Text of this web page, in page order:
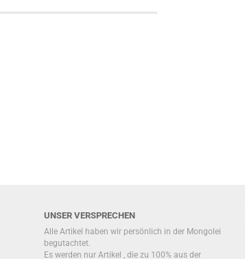
UNSER VERSPRECHEN
Alle Artikel haben wir persönlich in der Mongolei
begutachtet.
Es werden nur Artikel , die zu 100% aus der